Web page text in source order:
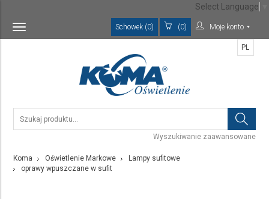
Toggle
navigation
Schowek (0) (0) Moje konto
Wyszukiwanie zaawansowane
PL
Koma Oświetlenie Markowe
Lampy sufitowe
oprawy wpuszczane w sufit
Select Language